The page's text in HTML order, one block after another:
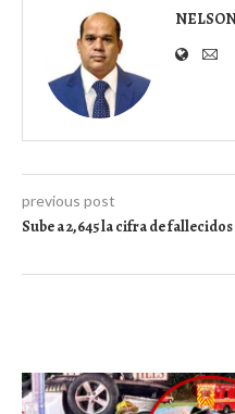
previous post
Sube a 2,645 la cifra de